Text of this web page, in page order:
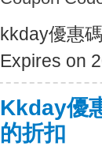
kkday優惠
Expires on
Kkday優
的折扣